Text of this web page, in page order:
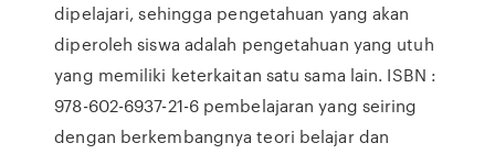
dipelajari, sehingga pengetahuan yang akan
diperoleh siswa adalah pengetahuan yang utuh
yang memiliki keterkaitan satu sama lain. ISBN :
978-602-6937-21-6 pembelajaran yang seiring
dengan berkembangnya teori belajar dan